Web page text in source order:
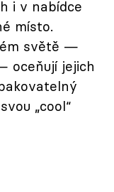
i v nabídce
místo.
světě —
oceňují jejich
„cool“